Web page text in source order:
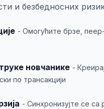
и безбедносних
- Омогућите брзе,
новчанике -
по трансакцији
- Синхронизујте се